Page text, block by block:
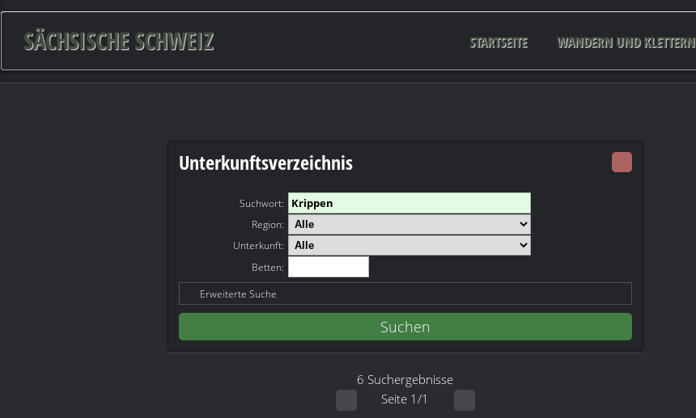
SÄCHSISCHE SCHWEIZ STARTSEITE WANDERN UND KLETTERN
Unterkunftsverzeichnis
Suchwort:
Region:
Unterkunft:
Betten:
Erweiterte Suche
6 Suchergebnisse
Seite 1/1